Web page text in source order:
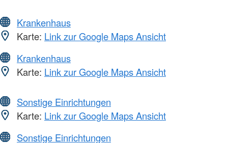
Krankenhaus
Karte: Link zur Google Maps Ansicht
Krankenhaus
Karte: Link zur Google Maps Ansicht
Sonstige Einrichtungen
Karte: Link zur Google Maps Ansicht
Sonstige Einrichtungen